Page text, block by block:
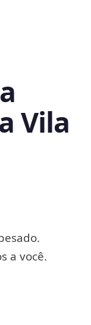
Vila
a você.